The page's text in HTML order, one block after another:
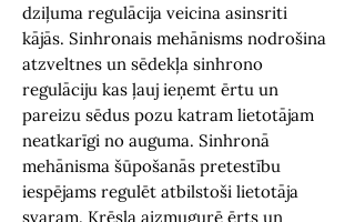
dziļuma regulācija veicina asinsriti
kājās. Sinhronais mehānisms nodrošina
atzveltnes un sēdekļa sinhrono
regulāciju kas ļauj ieņemt ērtu un
pareizu sēdus pozu katram lietotājam
neatkarīgi no auguma. Sinhronā
mehānisma šūpošanās pretestību
iespējams regulēt atbilstoši lietotāja
svaram. Krēsla aizmugurē ērts un